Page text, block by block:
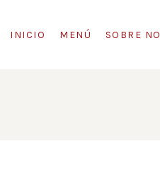
INICIO MENÚ SOBRE